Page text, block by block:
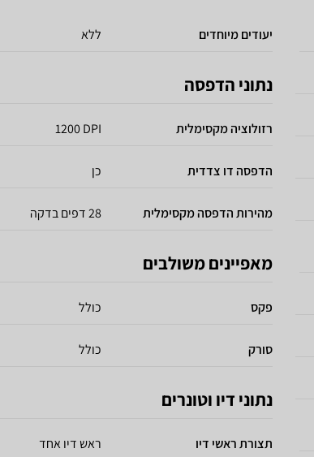
יעודים מיוחדים ללא
נתוני הדפסה
רזולוציה מקסימלית 1200 DPI
הדפסה דו צדדית כן
מהירות הדפסה מקסימלית 28 דפים בדקה
מאפיינים משולבים
פקס כולל
סורק כולל
נתוני דיו וטונרים
תצורת ראשי דיו ראש דיו אחד